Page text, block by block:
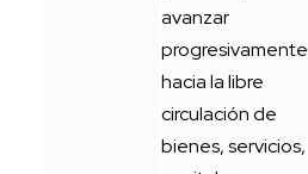
avanzar
progresivamente
hacia la libre
circulación de
bienes, servicios,